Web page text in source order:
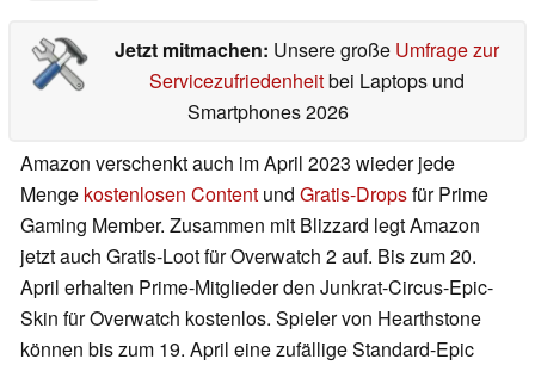
Jetzt mitmachen: Unsere große Umfrage zur
Servicezufriedenheitbei Laptops und
Smartphones 2026
Amazon verschenkt auch im April 2023 wieder jede
Menge kostenlosen Content und Gratis-Dropsfür Prime
Gaming Member. Zusammen mit Blizzard legt Amazon
jetzt auch Gratis-Loot für Overwatch 2 auf. Bis zum 20.
April erhalten Prime-Mitglieder den Junkrat-Circus-Epic-
Skin für Overwatch kostenlos. Spieler von Hearthstone
können bis zum 19. April eine zufällige Standard-Epic